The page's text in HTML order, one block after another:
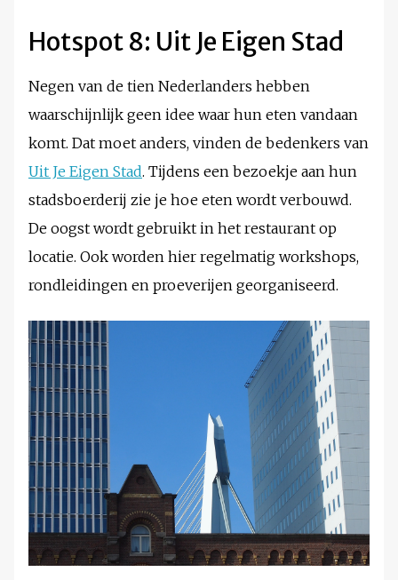
Hotspot 8: Uit Je Eigen Stad
Negen van de tien Nederlanders hebben
waarschijnlijk geen idee waar hun eten vandaan
komt. Dat moet anders, vinden de bedenkers van
Uit Je Eigen Stad. Tijdens een bezoekje aan hun
stadsboerderij zie je hoe eten wordt verbouwd.
De oogst wordt gebruikt in het restaurant op
locatie. Ook worden hier regelmatig workshops,
rondleidingen en proeverijen georganiseerd.